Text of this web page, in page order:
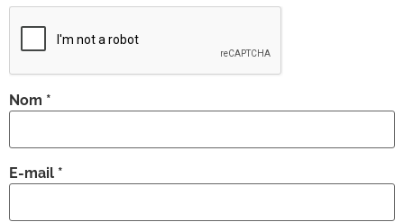
Nom *
E-mail *